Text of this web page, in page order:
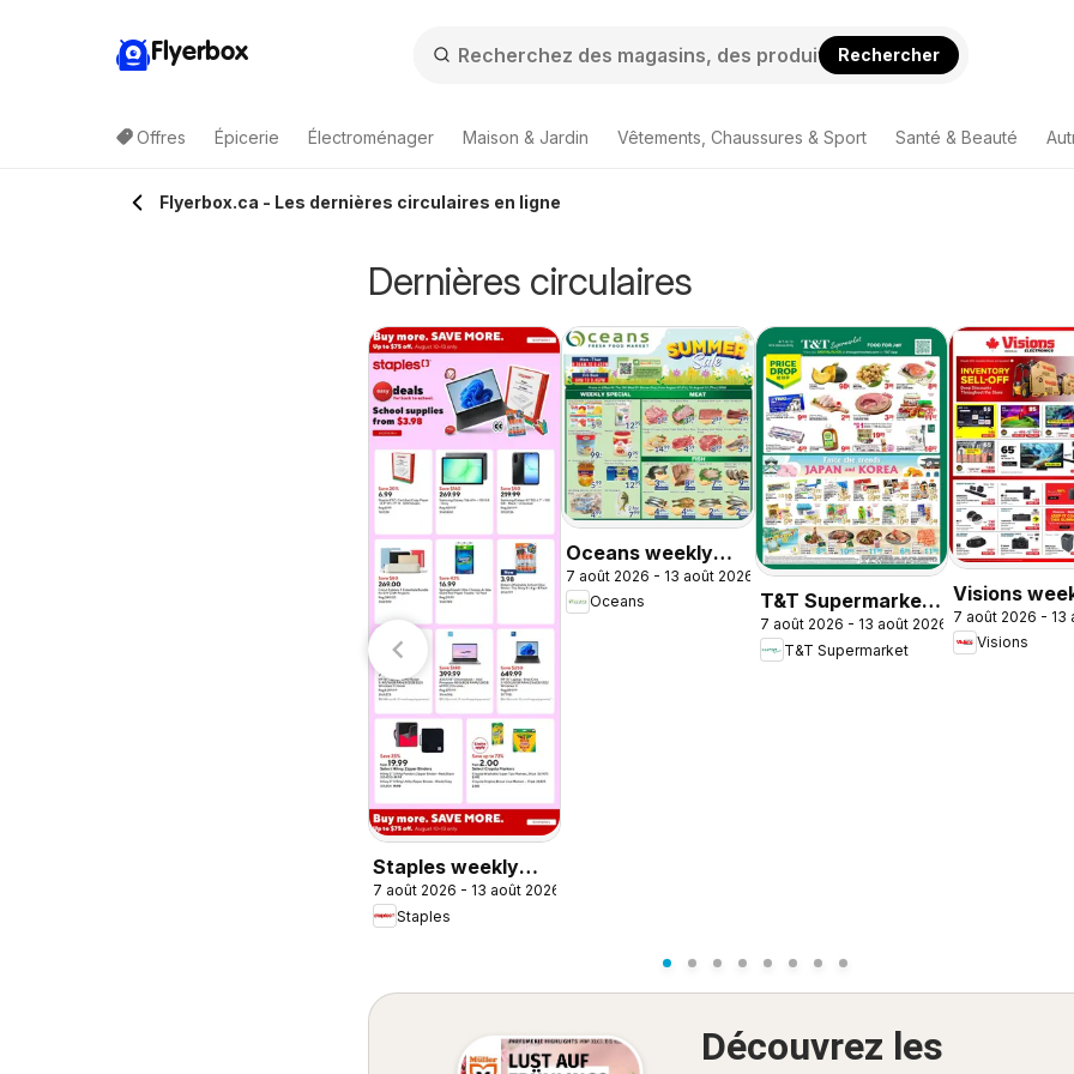
Flyerbox Rechercher
Offres Épicerie Électroménager Maison & Jardin Vêtements, Chaussures & Sport Santé & Beauté
Flyerbox.ca - Les dernières circulaires en ligne
Dernières circulaires
Staples weekly
flyer / circulaire
7 août 2026 - 13 août 2026
Staples
Oceans weekly
flyer / circulaire
7 août 2026 - 13 août 2026
Oceans
T&T Supermarket
weekly flyer /
circulaire
7 août 2026 - 13 août 2026
T&T Supermarket
Visions
flyer /
7 août 2026 - 13
Visions
Découvrez les